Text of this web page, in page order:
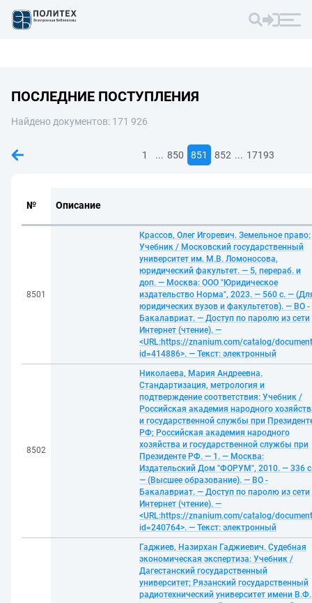
ПОСЛЕДНИЕ ПОСТУПЛЕНИЯ
Найдено документов: 171 926
1 ... 850 851 852 ... 17193
№ Описание
8501
Крассов, Олег Игоревич. Земельное право:
Учебник / Московский государственный
университет им. М.В. Ломоносова,
юридический факультет. — 5, перераб. и
доп. — Москва: ООО "Юридическое
издательство Норма", 2023. — 560 с. —
юридических вузов и факультетов). — ВО -
Бакалавриат. — Доступ по паролю из сети
Интернет (чтение). —
<URL:https://znanium.com/catalog/
id=414886>. — Текст: электронный
8502
Николаева, Мария Андреевна.
Стандартизация, метрология и
подтверждение соответствия: Учебник /
Российская академия народного
и государственной службы при
РФ; Российская академия народного
хозяйства и государственной службы при
Президенте РФ. — 1. — Москва:
Издательский Дом "ФОРУМ", 2010. — 336
— (Высшее образование). — ВО -
Бакалавриат. — Доступ по паролю из сети
Интернет (чтение). —
<URL:https://znanium.com/catalog/
id=240764>. — Текст: электронный
Гаджиев, Назирхан Гаджиевич. Судебная
экономическая экспертиза: Учебник /
Дагестанский государственный
университет; Рязанский государственный
радиотехнический университет имени В.Ф.